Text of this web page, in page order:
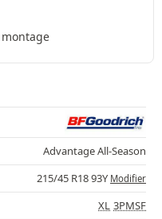
Advantage All-Season
215/45 R18 93Y Modifier
XL 3PMSF